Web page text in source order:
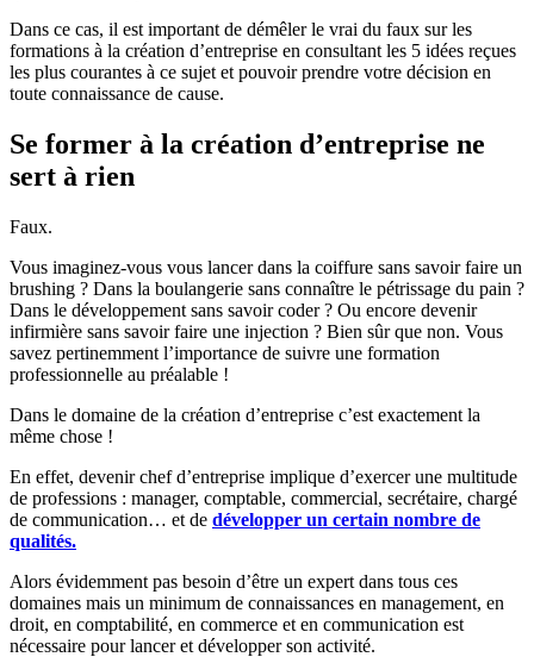
Dans ce cas, il est important de démêler le vrai du faux sur les
formations à la création d’entreprise en consultant les 5 idées reçues
les plus courantes à ce sujet et pouvoir prendre votre décision en
toute connaissance de cause.
Se former à la création d’entreprise ne
sert à rien
Faux.
Vous imaginez-vous vous lancer dans la coiffure sans savoir faire un
brushing ? Dans la boulangerie sans connaître le pétrissage du pain ?
Dans le développement sans savoir coder ? Ou encore devenir
infirmière sans savoir faire une injection ? Bien sûr que non. Vous
savez pertinemment l’importance de suivre une formation
professionnelle au préalable !
Dans le domaine de la création d’entreprise c’est exactement la
même chose !
En effet, devenir chef d’entreprise implique d’exercer une multitude
de professions : manager, comptable, commercial, secrétaire, chargé
de communication… et de développer un certain nombre de
qualités.
Alors évidemment pas besoin d’être un expert dans tous ces
domaines mais un minimum de connaissances en management, en
droit, en comptabilité, en commerce et en communication est
nécessaire pour lancer et développer son activité.